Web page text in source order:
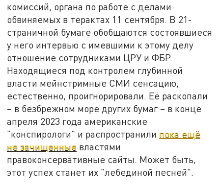
комиссий, органа по работе с делами
обвиняемых в терактах 11 сентября. В 21-
страничной бумаге обобщаются состоявшиеся
у него интервью с имевшими к этому делу
отношение сотрудниками ЦРУ и ФБР.
Находящиеся под контролем глубинной
власти мейнстримные СМИ сенсацию,
естественно, проигнорировали. Её раскопали
– в безбрежном море других бумаг – в конце
апреля 2023 года американские
"конспирологи" и распространили пока ещё
не зачищенные властями
правоконсервативные сайты. Может быть,
этот успех станет их "лебединой песней".